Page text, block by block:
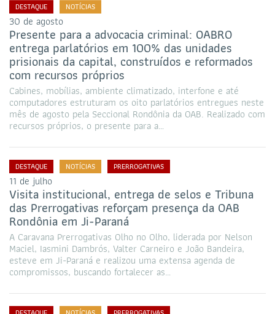
DESTAQUE NOTÍCIAS
30 de agosto
Presente para a advocacia criminal: OABRO
entrega parlatórios em 100% das unidades
prisionais da capital, construídos e reformados
com recursos próprios
Cabines, mobílias, ambiente climatizado, interfone e até
computadores estruturam os oito parlatórios entregues neste
mês de agosto pela Seccional Rondônia da OAB. Realizado com
recursos próprios, o presente para a…
DESTAQUE NOTÍCIAS PRERROGATIVAS
11 de julho
Visita institucional, entrega de selos e Tribuna
das Prerrogativas reforçam presença da OAB
Rondônia em Ji-Paraná
A Caravana Prerrogativas Olho no Olho, liderada por Nelson
Maciel, Iasmini Dambrós, Valter Carneiro e João Bandeira,
esteve em Ji-Paraná e realizou uma extensa agenda de
compromissos, buscando fortalecer as…